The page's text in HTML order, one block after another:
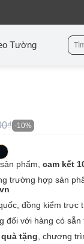
Tường
Tìm
-10%
phẩm, cam kết
trường hợp sản
đồng kiểm trực
đối với hàng có
tặng , chương